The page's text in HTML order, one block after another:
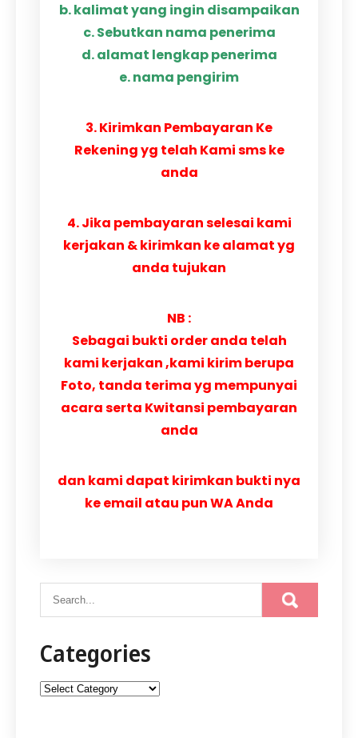
b. kalimat yang ingin disampaikan
c. Sebutkan nama penerima
d. alamat lengkap penerima
e. nama pengirim
3. Kirimkan Pembayaran Ke
Rekening yg telah Kami sms ke
anda
4. Jika pembayaran selesai kami
kerjakan & kirimkan ke alamat yg
anda tujukan
NB :
Sebagai bukti order anda telah
kami kerjakan ,kami kirim berupa
Foto, tanda terima yg mempunyai
acara serta Kwitansi pembayaran
anda
dan kami dapat kirimkan bukti nya
ke email atau pun WA Anda
Categories
Categories